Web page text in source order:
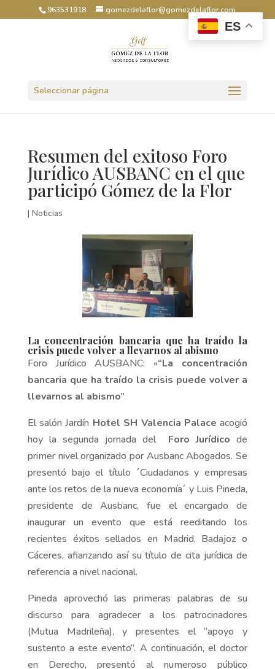
963531918 gomezdelaflor@gomezdelaflor.com
Seleccionar página
Resumen del exitoso Foro
Jurídico AUSBANC en el que
participó Gómez de la Flor
| Noticias
La concentración bancaria que ha traído la
crisis puede volver a llevarnos al abismo
Foro Jurídico AUSBANC: «“La concentración
bancaria que ha traído la crisis puede volver a
llevarnos al abismo”
El salón Jardín Hotel SH Valencia Palace acogió
hoy la segunda jornada del
Foro Jurídicode
primer nivel organizado por Ausbanc Abogados. Se
presentó bajo el título ´Ciudadanos y empresas
ante los retos de la nueva economía´ y Luis Pineda,
presidente de Ausbanc, fue el encargado de
inaugurar un evento que está reeditando los
recientes éxitos sellados en Madrid, Badajoz o
Cáceres, afianzando así su título de cita jurídica de
referencia a nivel nacional.
Pineda aprovechó las primeras palabras de su
discurso para agradecer a los patrocinadores
(Mutua Madrileña), y presentes el “apoyo y
sustento a este evento”. A continuación, el doctor
en Derecho, presentó al numeroso público
ES